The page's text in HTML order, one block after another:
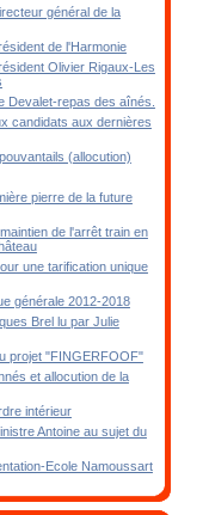
général de la
de l'Harmonie
Olivier Rigaux-Les
Devalet-repas des aînés.
candidats aux dernières
(allocution)
pierre de la future
de l'arrêt train en
une tarification unique
générale 2012-2018
Brel lu par Julie
projet "FINGERFOOF"
et allocution de la
intérieur
Antoine au sujet du
Ecole Namoussart